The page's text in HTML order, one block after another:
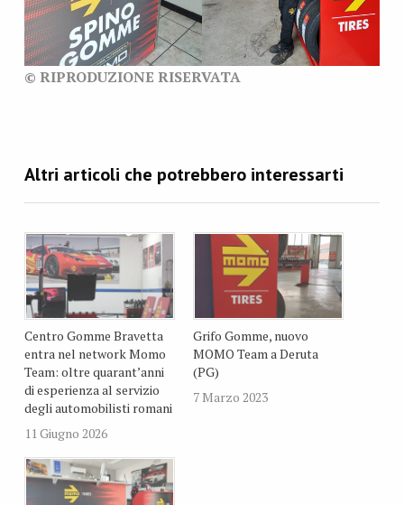
© RIPRODUZIONE RISERVATA
Centro Gomme Bravetta
entra nel network Momo
Team: oltre quarant’anni
di esperienza al servizio
degli automobilisti romani
11 Giugno 2026
Grifo Gomme, nuovo
MOMO Team a Deruta
(PG)
7 Marzo 2023